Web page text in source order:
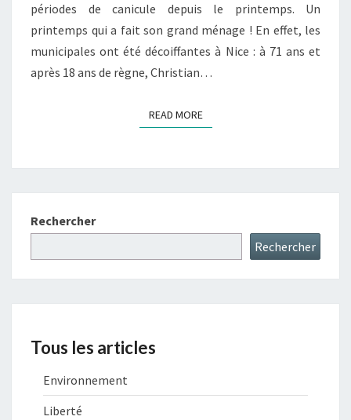
périodes de canicule depuis le printemps. Un
printemps qui a fait son grand ménage ! En effet, les
municipales ont été décoiffantes à Nice : à 71 ans et
après 18 ans de règne, Christian…
READ MOREREAD MORE
Rechercher
Rechercher
Tous les articles
Environnement
Liberté